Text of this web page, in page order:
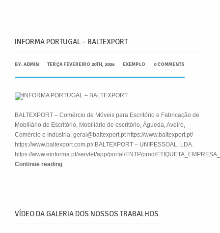
INFORMA PORTUGAL – BALTEXPORT
BY:ADMIN TERÇA FEVEREIRO 20TH, 2024 EXEMPLO 0 COMMENTS
BALTEXPORT – Comércio de Móveis para Escritório e Fabricação de
Mobiliário de Escritório, Mobiliário de escritório, Águeda, Aveiro,
Comércio e Indústria. geral@baltexport.pt https://www.baltexport.pt/
https://www.baltexport.com.pt/ BALTEXPORT – UNIPESSOAL, LDA.
https://www.einforma.pt/servlet/app/portal/ENTP/prod/
Continue reading
VÍDEO DA GALERIA DOS NOSSOS TRABALHOS